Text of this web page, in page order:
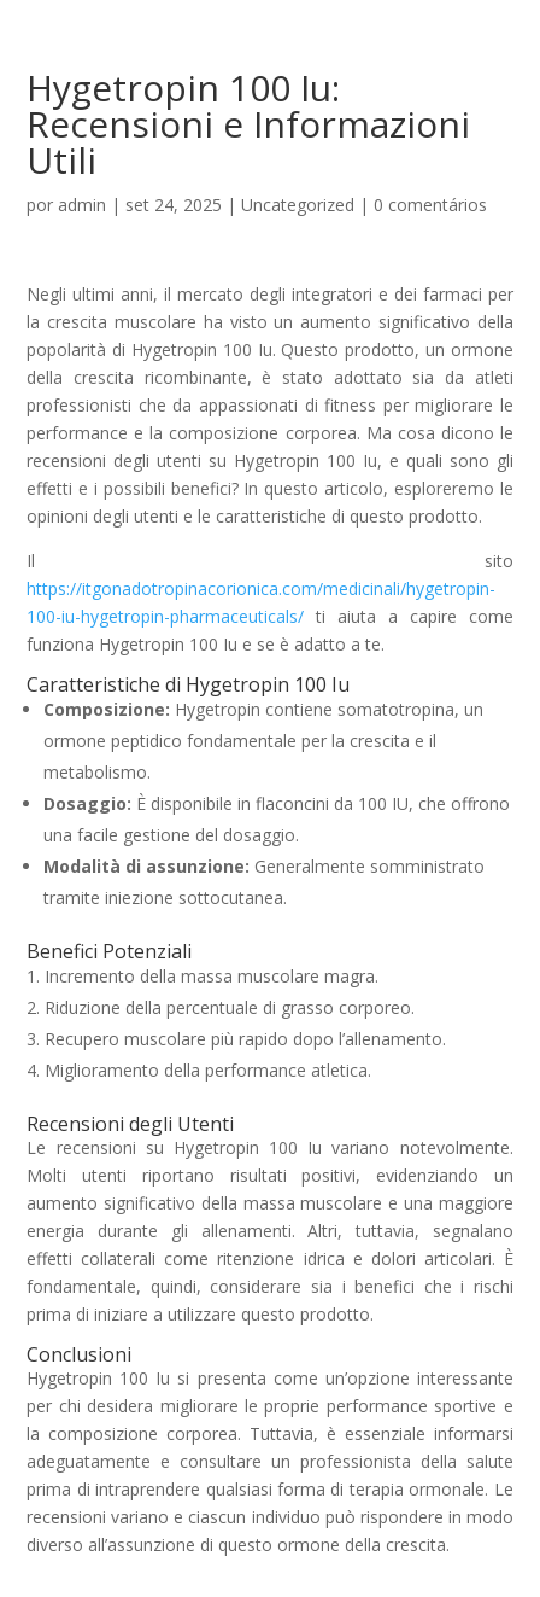
Hygetropin 100 Iu:
Recensioni e Informazioni
Utili
por admin | set 24, 2025 |Uncategorized | 0 comentários
Negli ultimi anni, il mercato degli integratori e dei farmaci per
la crescita muscolare ha visto un aumento significativo della
popolarità di Hygetropin 100 Iu. Questo prodotto, un ormone
della crescita ricombinante, è stato adottato sia da atleti
professionisti che da appassionati di fitness per migliorare le
performance e la composizione corporea. Ma cosa dicono le
recensioni degli utenti su Hygetropin 100 Iu, e quali sono gli
effetti e i possibili benefici? In questo articolo, esploreremo le
opinioni degli utenti e le caratteristiche di questo prodotto.
Il sito
https://itgonadotropinacorionica.com/medicinali/hygetropin-
100-iu-hygetropin-pharmaceuticals/ ti aiuta a capire come
funziona Hygetropin 100 Iu e se è adatto a te.
Caratteristiche di Hygetropin 100 Iu
Composizione: Hygetropin contiene somatotropina, un
ormone peptidico fondamentale per la crescita e il
metabolismo.
Dosaggio: È disponibile in flaconcini da 100 IU, che offrono
una facile gestione del dosaggio.
Modalità di assunzione: Generalmente somministrato
tramite iniezione sottocutanea.
Benefici Potenziali
Incremento della massa muscolare magra.
Riduzione della percentuale di grasso corporeo.
Recupero muscolare più rapido dopo l’allenamento.
Miglioramento della performance atletica.
Recensioni degli Utenti
Le recensioni su Hygetropin 100 Iu variano notevolmente.
Molti utenti riportano risultati positivi, evidenziando un
aumento significativo della massa muscolare e una maggiore
energia durante gli allenamenti. Altri, tuttavia, segnalano
effetti collaterali come ritenzione idrica e dolori articolari. È
fondamentale, quindi, considerare sia i benefici che i rischi
prima di iniziare a utilizzare questo prodotto.
Conclusioni
Hygetropin 100 Iu si presenta come un’opzione interessante
per chi desidera migliorare le proprie performance sportive e
la composizione corporea. Tuttavia, è essenziale informarsi
adeguatamente e consultare un professionista della salute
prima di intraprendere qualsiasi forma di terapia ormonale. Le
recensioni variano e ciascun individuo può rispondere in modo
diverso all’assunzione di questo ormone della crescita.